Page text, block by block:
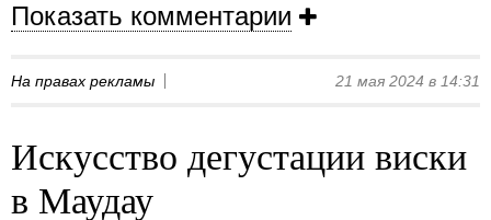
Показать комментарии
На правах рекламы 21 мая 2024 в 14:31
Искусство дегустации виски
в Маудау